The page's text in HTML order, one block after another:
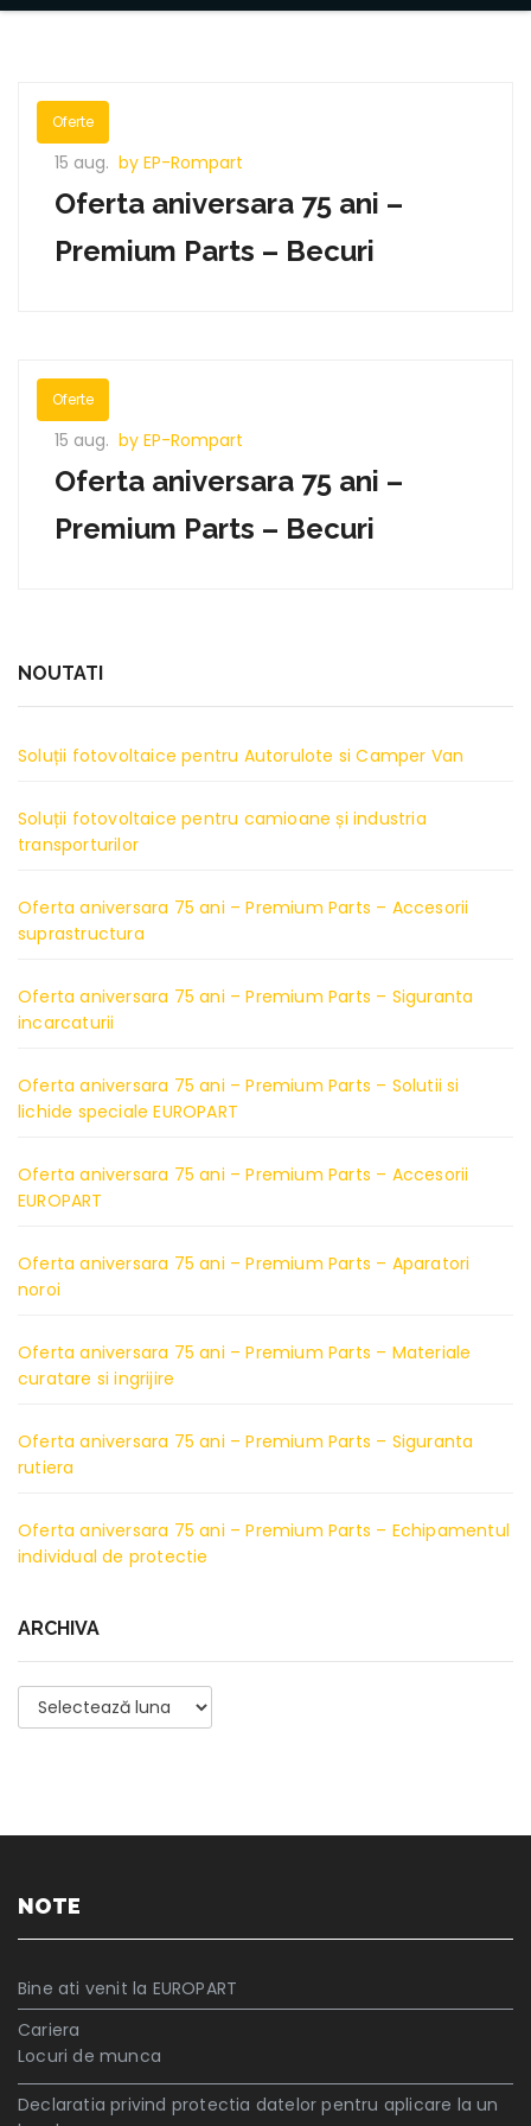
Oferte
15 aug. by EP-Rompart
Oferta aniversara 75 ani –
Premium Parts – Becuri
Oferte
15 aug. by EP-Rompart
Oferta aniversara 75 ani –
Premium Parts – Becuri
NOUTATI
Soluții fotovoltaice pentru Autorulote si Camper Van
Soluții fotovoltaice pentru camioane și industria
transporturilor
Oferta aniversara 75 ani – Premium Parts – Accesorii
suprastructura
Oferta aniversara 75 ani – Premium Parts – Siguranta
incarcaturii
Oferta aniversara 75 ani – Premium Parts – Solutii si
lichide speciale EUROPART
Oferta aniversara 75 ani – Premium Parts – Accesorii
EUROPART
Oferta aniversara 75 ani – Premium Parts – Aparatori
noroi
Oferta aniversara 75 ani – Premium Parts – Materiale
curatare si ingrijire
Oferta aniversara 75 ani – Premium Parts – Siguranta
rutiera
Oferta aniversara 75 ani – Premium Parts – Echipamentul
individual de protectie
ARCHIVA
Archiva
NOTE
Bine ati venit la EUROPART
Cariera
Locuri de munca
Declaratia privind protectia datelor pentru aplicare la un